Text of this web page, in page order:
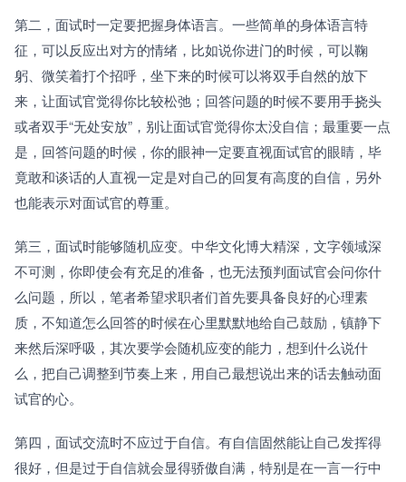
第二，面试时一定要把握身体语言。一些简单的身体语言特
征，可以反应出对方的情绪，比如说你进门的时候，可以鞠
躬、微笑着打个招呼，坐下来的时候可以将双手自然的放下
来，让面试官觉得你比较松弛；回答问题的时候不要用手挠头
或者双手“无处安放”，别让面试官觉得你太没自信；最重要一点
是，回答问题的时候，你的眼神一定要直视面试官的眼睛，毕
竟敢和谈话的人直视一定是对自己的回复有高度的自信，另外
也能表示对面试官的尊重。
第三，面试时能够随机应变。中华文化博大精深，文字领域深
不可测，你即使会有充足的准备，也无法预判面试官会问你什
么问题，所以，笔者希望求职者们首先要具备良好的心理素
质，不知道怎么回答的时候在心里默默地给自己鼓励，镇静下
来然后深呼吸，其次要学会随机应变的能力，想到什么说什
么，把自己调整到节奏上来，用自己最想说出来的话去触动面
试官的心。
第四，面试交流时不应过于自信。有自信固然能让自己发挥得
很好，但是过于自信就会显得骄傲自满，特别是在一言一行中